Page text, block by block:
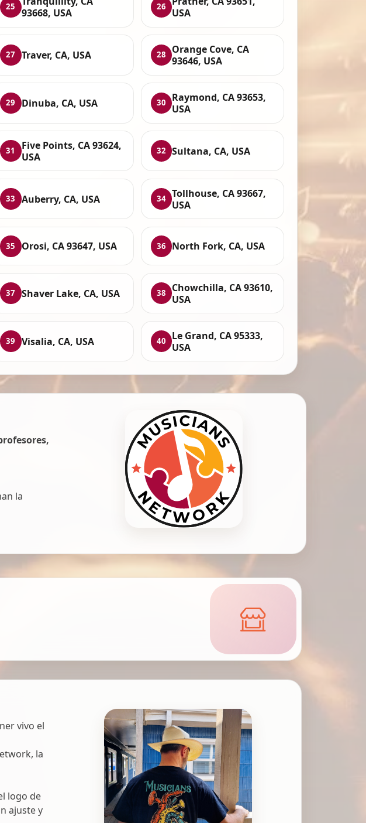
25
93668, USA
26
USA
27 Traver, CA, USA 28
Orange Cove, CA
93646, USA
29 Dinuba, CA, USA 30
Raymond, CA 93653,
USA
31
Five Points, CA 93624,
USA
32 Sultana, CA, USA
33 Auberry, CA, USA 34 Tollhouse, CA 93667,
USA
35 Orosi, CA 93647, USA 36 North Fork, CA, USA
37 Shaver Lake, CA, USA 38
Chowchilla, CA 93610,
USA
39 Visalia, CA, USA 40
Le Grand, CA 95333,
USA
la
vivo el
la
logo de
ajuste y